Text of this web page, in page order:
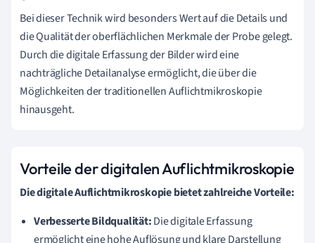
Bei dieser Technik wird besonders Wert auf die Details und
die Qualität der oberflächlichen Merkmale der Probe gelegt.
Durch die digitale Erfassung der Bilder wird eine
nachträgliche Detailanalyse ermöglicht, die über die
Möglichkeiten der traditionellen Auflichtmikroskopie
hinausgeht.
Vorteile der digitalen Auflichtmikroskopie
Die digitale Auflichtmikroskopie bietet zahlreiche Vorteile:
Verbesserte Bildqualität:Die digitale Erfassung
ermöglicht eine hohe Auflösung und klare Darstellung